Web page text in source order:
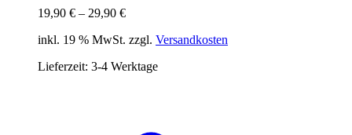
19,90 € – 29,90 €
inkl. 19 % MwSt. zzgl. Versandkosten
Lieferzeit: 3-4 Werktage